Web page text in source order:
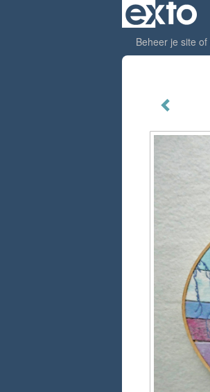
Beheer je site of